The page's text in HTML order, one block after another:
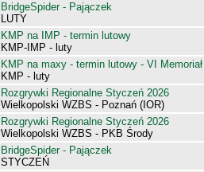
BridgeSpider - Pajączek
LUTY
KMP na IMP - termin lutowy
KMP-IMP - luty
KMP na maxy - termin lutowy - VI
KMP - luty
Rozgrywki Regionalne Styczeń 2026
Wielkopolski WZBS - Poznań (IOR)
Rozgrywki Regionalne Styczeń 2026
Wielkopolski WZBS - PKB Środy
BridgeSpider - Pajączek
STYCZEŃ